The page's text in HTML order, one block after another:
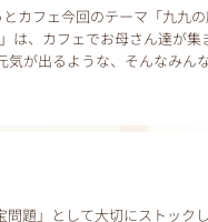
カフェ今回のテーマ「九九
、カフェでお母さん達が集
が出るような、そんなみん
題」として大切にストック